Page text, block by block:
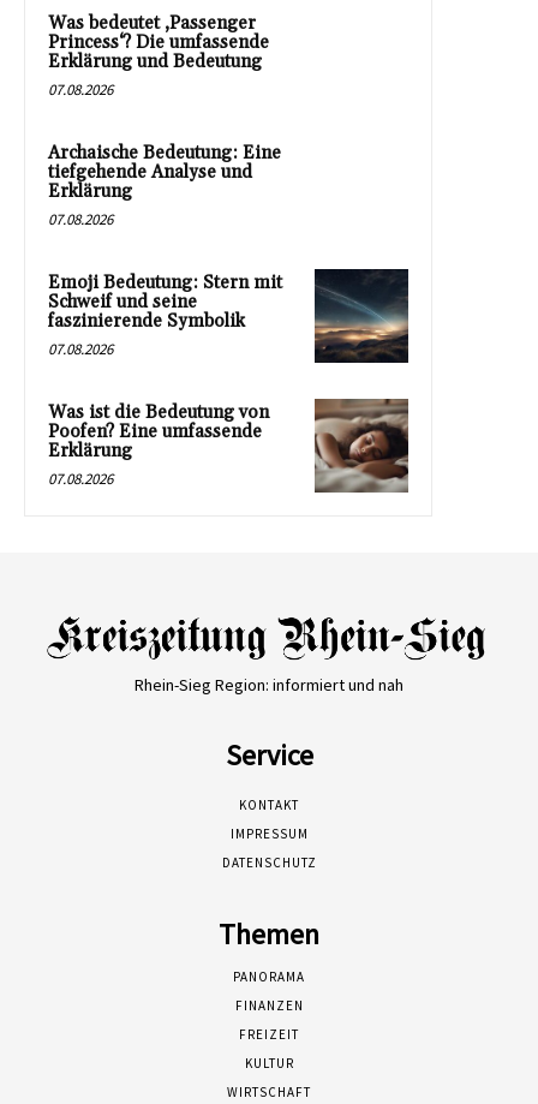
Was bedeutet ‚Passenger
Princess‘? Die umfassende
Erklärung und Bedeutung
07.08.2026
Archaische Bedeutung: Eine
tiefgehende Analyse und
Erklärung
07.08.2026
Emoji Bedeutung: Stern mit
Schweif und seine
faszinierende Symbolik
07.08.2026
Was ist die Bedeutung von
Poofen? Eine umfassende
Erklärung
07.08.2026
Rhein-Sieg Region: informiert und nah
Service
KONTAKT
IMPRESSUM
DATENSCHUTZ
Themen
PANORAMA
FINANZEN
FREIZEIT
KULTUR
WIRTSCHAFT